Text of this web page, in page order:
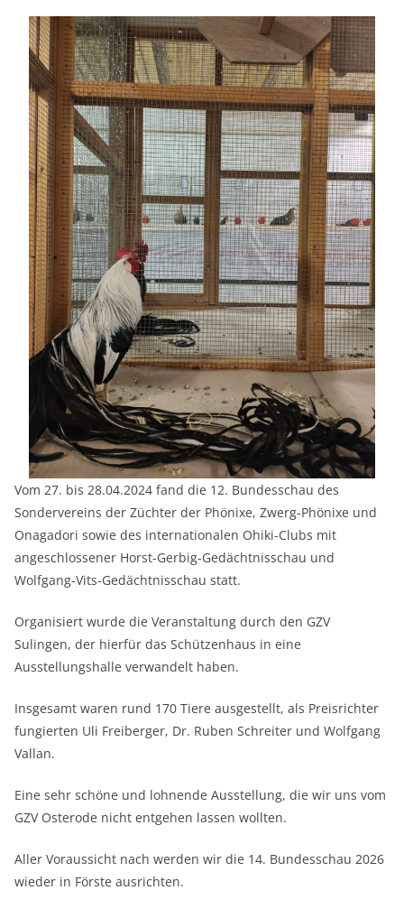
Vom 27. bis 28.04.2024 fand die 12. Bundesschau des
Sondervereins der Züchter der Phönixe, Zwerg-Phönixe und
Onagadori sowie des internationalen Ohiki-Clubs mit
angeschlossener Horst-Gerbig-Gedächtnisschau und
Wolfgang-Vits-Gedächtnisschau statt.
Organisiert wurde die Veranstaltung durch den GZV
Sulingen, der hierfür das Schützenhaus in eine
Ausstellungshalle verwandelt haben.
Insgesamt waren rund 170 Tiere ausgestellt, als Preisrichter
fungierten Uli Freiberger, Dr. Ruben Schreiter und Wolfgang
Vallan.
Eine sehr schöne und lohnende Ausstellung, die wir uns vom
GZV Osterode nicht entgehen lassen wollten.
Aller Voraussicht nach werden wir die 14. Bundesschau 2026
wieder in Förste ausrichten.